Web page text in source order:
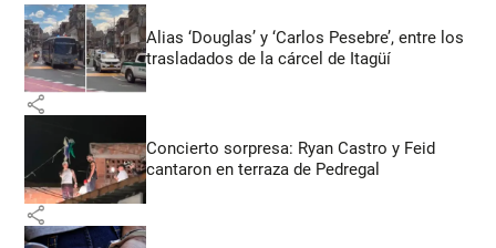
Alias ‘Douglas’ y ‘Carlos Pesebre’, entre los
trasladados de la cárcel de Itagüí
share
Concierto sorpresa: Ryan Castro y Feid
cantaron en terraza de Pedregal
share